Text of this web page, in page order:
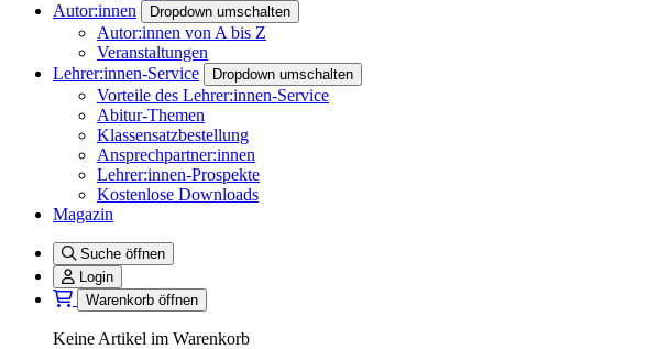
Autor:innen
Dropdown umschalten
Autor:innen von A bis Z
Veranstaltungen
Lehrer:innen-Service
Dropdown umschalten
Vorteile des Lehrer:innen-Service
Abitur-Themen
Klassensatzbestellung
Ansprechpartner:innen
Lehrer:innen-Prospekte
Kostenlose Downloads
Magazin
Suche öffnen
Login
Warenkorb öffnen
Keine Artikel im Warenkorb